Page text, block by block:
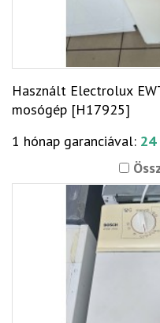
Használt Electrolux
mosógép [H17925]
1 hónap garanciával: